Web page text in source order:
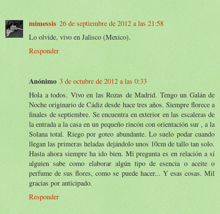
mimessis 26 de septiembre de 2012 a las 21:58
Lo olvide, vivo en Jalisco (Mexico).
Responder
Anónimo 3 de octubre de 2012 a las 0:33
Hola a todos. Vivo en las Rozas de Madrid. Tengo un Galán de
Noche originario de Cádiz desde hace tres años. Siempre florece a
finales de septiembre. Se encuentra en exterior en las escaleras de
la entrada a la casa en un pequeño rincón con orientación sur , a la
Solana total. Riego por goteo abundante. Lo suelo podar cuando
llegan las primeras heladas dejándolo unos 10cm de tallo tan solo.
Hasta ahora siempre ha ido bien. Mi pregunta es en relación a sí
alguien sabe como elaborar algún tipo de esencia o aceite o
perfume de sus flores, como se puede hacer... Y esas cosas. Mil
gracias por anticipado.
Responder